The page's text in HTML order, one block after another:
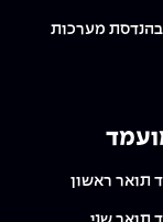
מערכות
תואר ראשון